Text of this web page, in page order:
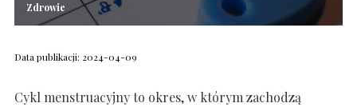
Zdrowie
Data publikacji: 2024-04-09
Cykl menstruacyjny to okres, w którym zachodzą